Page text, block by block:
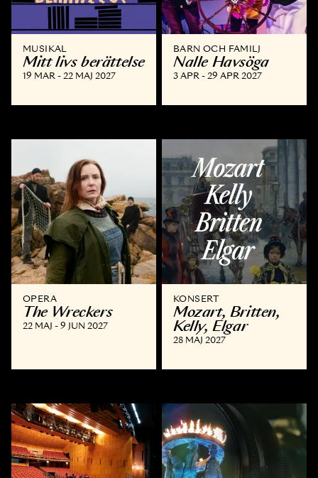
MUSIKAL
Mitt livs berättelse
19 MAR - 22 MAJ 2027
BARN OCH FAMILJ
Nalle Havsöga
3 APR - 29 APR 2027
OPERA
The Wreckers
22 MAJ - 9 JUN 2027
KONSERT
Mozart, Britten,
Kelly, Elgar
28 MAJ 2027